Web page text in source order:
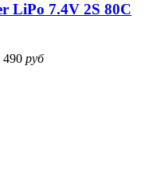
LiPo 7.4V 2S 80C
490 руб